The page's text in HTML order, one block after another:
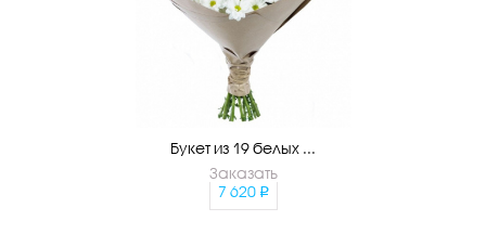
Букет из 19 белых ...
Заказать
7 620